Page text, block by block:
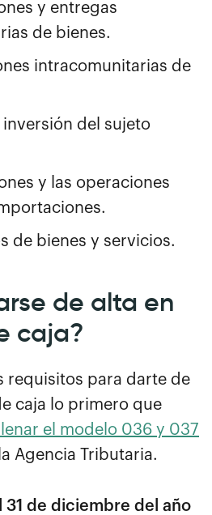
y entregas
de bienes.
intracomunitarias de
del sujeto
y las operaciones
de bienes y servicios.
de alta en
caja?
requisitos para darte de
caja lo primero que
el modelo 036 y 037
Agencia Tributaria.
31 de diciembre del año